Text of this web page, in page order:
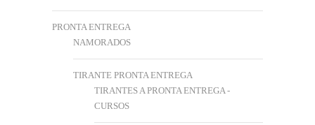
PRONTA ENTREGA
NAMORADOS
TIRANTE PRONTA ENTREGA
TIRANTES A PRONTA ENTREGA -
CURSOS